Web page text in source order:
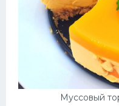
Муссовый